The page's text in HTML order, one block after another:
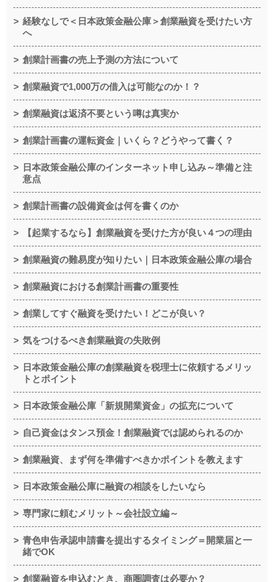
経験なしで＜日本政策金融公庫＞創業融資を受けたい方
へ
創業計画書の売上予測の方法について
創業融資で1,000万の借入は可能なのか！？
創業融資は返済不要という噂は真実か
創業計画書の運転資金｜いくら？どうやって書く？
日本政策金融公庫のインターネット申し込み～準備と注
意点
創業計画書の設備資金は何を書くのか
【起業するなら】創業融資を受けた方が良い４つの理由
創業融資の難易度が知りたい｜日本政策金融公庫の場合
創業融資における創業計画書の重要性
創業してすぐ融資を受けたい！どこが良い？
気をつけるべき創業融資の失敗例
日本政策金融公庫の創業融資を税理士に依頼するメリッ
トとポイント
日本政策金融公庫「新規開業資金」の拡充について
自己資金はタンス預金！創業融資では認められるのか
創業融資、まず何を準備すべきかポイントを教えます
日本政策金融公庫に融資の相談をしたいなら
専門家に頼むメリット～会社設立編～
青色申告承認申請書を提出するタイミング＝開業届と一
緒でOK
創業融資を申込むとき、商圏調査は必要か？